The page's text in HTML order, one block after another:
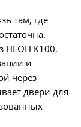
там, где
НЕОН К100,
и
через
двери для